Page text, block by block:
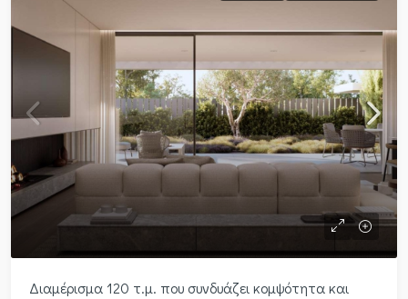
Διαμέρισμα 120 τ.μ. που συνδυάζει κομψότητα και